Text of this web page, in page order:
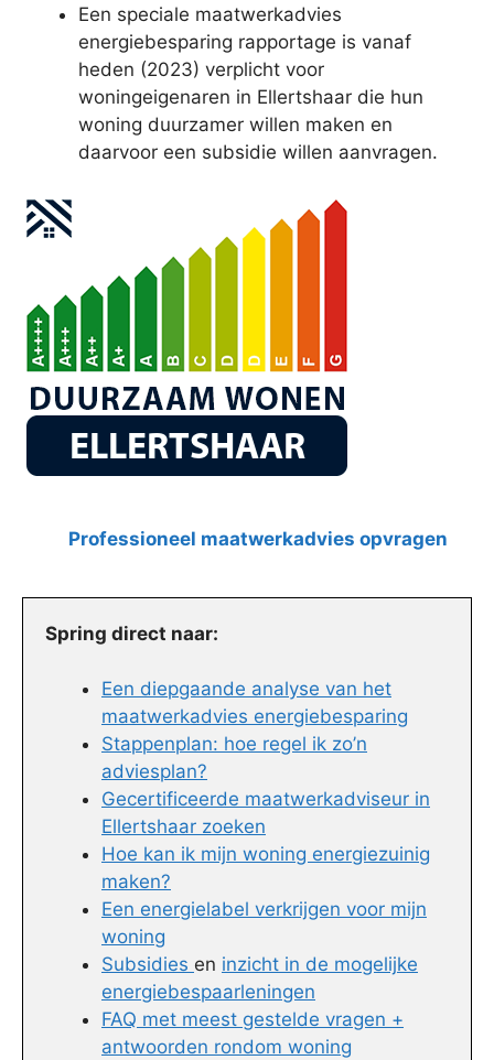
Een speciale maatwerkadvies
energiebesparing rapportage is vanaf
heden (2023) verplicht voor
woningeigenaren in Ellertshaar die hun
woning duurzamer willen maken en
daarvoor een subsidie willen aanvragen.
Professioneel maatwerkadvies opvragen
Spring direct naar:
Een diepgaande analyse van het
maatwerkadvies energiebesparing
Stappenplan: hoe regel ik zo’n
adviesplan?
Gecertificeerde maatwerkadviseur in
Ellertshaar zoeken
Hoe kan ik mijn woning energiezuinig
maken?
Een energielabel verkrijgen voor mijn
woning
Subsidies en inzicht in de mogelijke
energiebespaarleningen
FAQ met meest gestelde vragen +
antwoorden rondom woning